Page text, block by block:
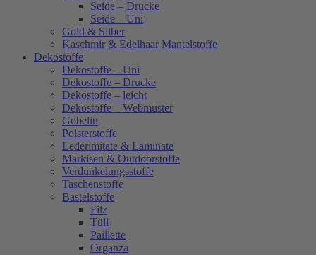
Seide – Drucke
Seide – Uni
Gold & Silber
Kaschmir & Edelhaar Mantelstoffe
Dekostoffe
Dekostoffe – Uni
Dekostoffe – Drucke
Dekostoffe – leicht
Dekostoffe – Webmuster
Gobelin
Polsterstoffe
Lederimitate & Laminate
Markisen & Outdoorstoffe
Verdunkelungsstoffe
Taschenstoffe
Bastelstoffe
Filz
Tüll
Paillette
Organza